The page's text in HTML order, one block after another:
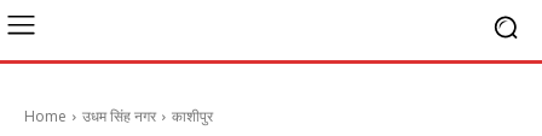
Home उधम सिंह नगर काशीपुर